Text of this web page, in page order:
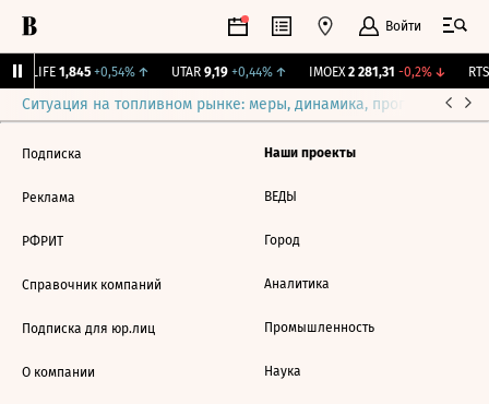
Войти
LIFE 1,845 +0,54%↑ UTAR 9,19 +0,44%↑ IMOEX 2 281,31 -0,2%↓ RTSI
Ситуация на топливном рынке: меры, динамика, прогнозы
Подписка
Реклама
РФРИТ
Справочник компаний
Подписка для юр.лиц
О компании
Наши проекты
ВЕДЫ
Город
Аналитика
Промышленность
Наука